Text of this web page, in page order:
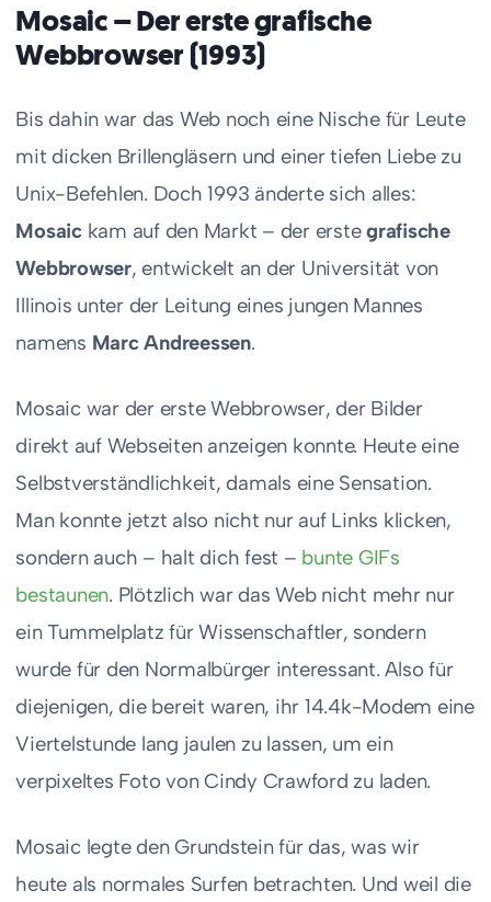
Mosaic – Der erste grafische
Webbrowser (1993)
Bis dahin war das Web noch eine Nische für Leute
mit dicken Brillengläsern und einer tiefen Liebe zu
Unix-Befehlen. Doch 1993 änderte sich alles:
Mosaickam auf den Markt – der erstegrafische
Webbrowser, entwickelt an der Universität von
Illinois unter der Leitung eines jungen Mannes
namens Marc Andreessen.
Mosaic war der erste Webbrowser, der Bilder
direkt auf Webseiten anzeigen konnte. Heute eine
Selbstverständlichkeit, damals eine Sensation.
Man konnte jetzt also nicht nur auf Links klicken,
sondern auch – halt dich fest – bunte GIFs
bestaunen. Plötzlich war das Web nicht mehr nur
ein Tummelplatz für Wissenschaftler, sondern
wurde für den Normalbürger interessant. Also für
diejenigen, die bereit waren, ihr 14.4k-Modem eine
Viertelstunde lang jaulen zu lassen, um ein
verpixeltes Foto von Cindy Crawford zu laden.
Mosaic legte den Grundstein für das, was wir
heute als normales Surfen betrachten. Und weil die